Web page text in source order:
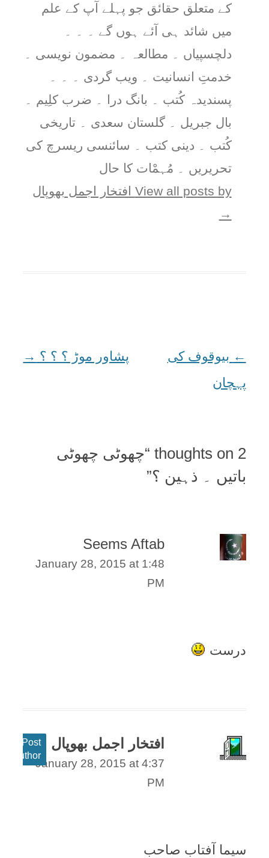
کے متعلق حقائق جو پہلے آپ کے علم
میں شائد ہی آئے ہوں گے ۔ ۔ ۔
دلچسپیاں ۔ مطالعہ ۔ مضمون نویسی ۔
خدمتِ انسانیت ۔ ویب گردی ۔ ۔ ۔
پسندیدہ کُتب ۔ بانگ درا ۔ ضرب کلِیم ۔
بال جبریل ۔ گلستان سعدی ۔ تاریخی
کُتب ۔ دینی کتب ۔ سائنسی ریسرچ کی
تحریریں ۔ مُہمْات کا حال
View all posts by افتخار اجمل بھوپال
→
Post
navigation
← بیوقوف کی
پہچان
پشاور موڑ ؟ ؟ ؟ →
2 thoughts on “
چھوٹی چھوٹی
باتیں ۔ ذہین ؟”
Seems Aftab
January 28, 2015 at 1:48
PM
درست
افتخار اجمل بھوپال
Post
author
January 28, 2015 at 4:37
PM
سیما آفتاب صاحب